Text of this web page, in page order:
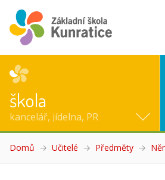
škola
kancelář, jídelna, PR
Domů Učitelé Předměty